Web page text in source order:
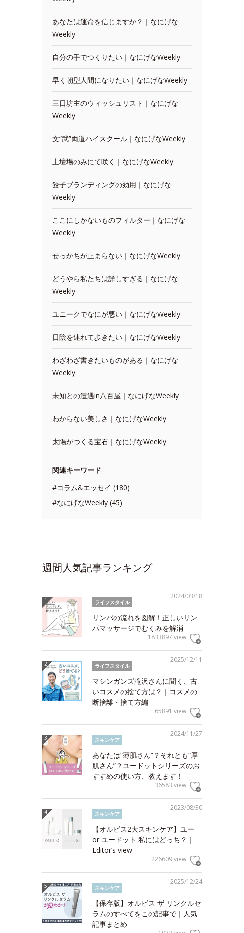
あなたは運命を信じますか？｜なにげな
Weekly
自分の手でつくりたい｜なにげなWeekly
早く朝型人間になりたい｜なにげなWeekly
三日坊主のウィッシュリスト｜なにげな
Weekly
文“武”両道ハイスクール｜なにげなWeekly
土壇場のみにて咲く｜なにげなWeekly
餃子ブランディングの効用｜なにげな
Weekly
ここにしかないものフィルター｜なにげな
Weekly
せっかちが止まらない｜なにげなWeekly
どうやら私たちは詳しすぎる｜なにげな
Weekly
ユニークでなにが悪い｜なにげなWeekly
日陰を連れて歩きたい｜なにげなWeekly
わざわざ書きたいものがある｜なにげな
Weekly
未知との遭遇in八百屋｜なにげなWeekly
わからない美しさ｜なにげなWeekly
太陽がつくる宝石｜なにげなWeekly
関連キーワード
#コラム&エッセイ (180)
#なにげなWeekly (45)
週間人気記事ランキング
2024/03/18
ライフスタイル
リンパの流れを図解！正しいリン
パマッサージでむくみを解消
1833897 view
2025/12/11
ライフスタイル
マシンガンズ滝沢さんに聞く、古
いコスメの捨て方は？｜コスメの
断捨離・捨て方編
65891 view
2024/11/27
スキンケア
あなたは“薄肌さん”？それとも“厚
肌さん”？ユードットシリーズのお
すすめの使い方、教えます！
36583 view
2023/08/30
スキンケア
【オルビス2大スキンケア】ユー
or ユードット 私にはどっち？｜
Editor’s view
226609 view
2025/12/24
スキンケア
【保存版】オルビス ザ リンクルセ
ラムのすべてをこの記事で｜人気
記事まとめ